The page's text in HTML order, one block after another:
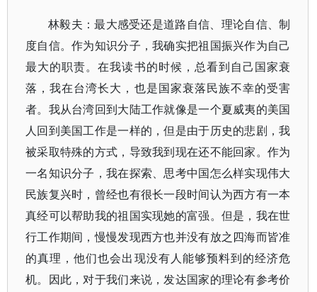
林毅夫：最大感受还是道路自信、理论自信、制
度自信。作为知识分子，我确实把祖国振兴作为自己
最大的职责。在我读书的时候，总看到自己国家衰
落，我在台湾长大，也是国家衰落民族不幸的受害
者。我从台湾回到大陆工作就像是一个夏威夷的美国
人回到美国工作是一样的，但是由于历史的悲剧，我
被采取特殊的方式，导致我到现在还不能回家。作为
一名知识分子，我在探索、思考中国怎么样实现伟大
民族复兴时，曾经也有很长一段时间认为西方有一本
真经可以帮助我的祖国实现她的富强。但是，我在世
行工作期间，慢慢发现西方也并没有放之四海而皆准
的真理，他们也会出现没有人能够预料到的经济危
机。因此，对于我们来说，发达国家的理论有参考价